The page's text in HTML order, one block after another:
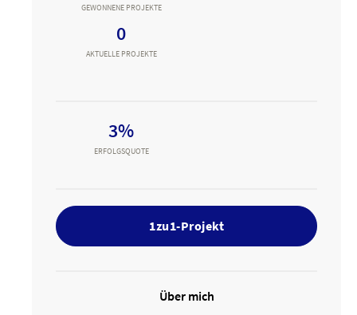
GEWONNENE PROJEKTE
0
AKTUELLE PROJEKTE
3%
ERFOLGSQUOTE
1zu1-Projekt
Über mich